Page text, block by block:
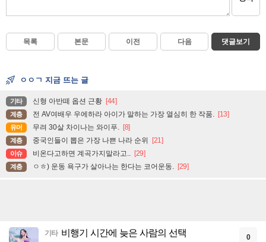
목록 본문 이전 다음 댓글보기
ㅇㅇㄱ 지금 뜨는 글
기타 신형 아반떼 옵션 근황 [44]
계층 전 AV여배우 우에하라 아이가 말하는 가장 열심히 한 작품. [13]
유머 무려 30살 차이나는 와이푸. [8]
계층 중국인들이 뽑은 가장 나쁜 나라 순위 [21]
이슈 비온다고하면 계곡가지말라고.. [29]
계층 ㅇㅎ) 운동 욕구가 살아나는 한다는 코어운동. [29]
기타 비행기 시간에 늦은 사람의 선택 0